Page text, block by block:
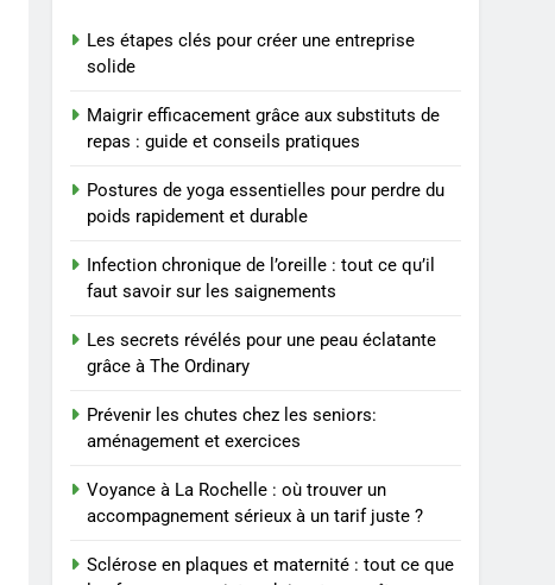
7
accompagnement sérieux
à un tarif juste ?
BIEN ÊTRE
Sclérose en plaques et
maternité : tout ce que les
femmes enceintes doivent
connaître
SANTÉ
Les étapes clés pour créer
une entreprise solide
2
grâce aux substituts de
repas : guide et conseils
Les étapes clés pour créer une entreprise
solide
Maigrir efficacement grâce aux substituts de
repas : guide et conseils pratiques
Postures de yoga essentielles pour perdre du
poids rapidement et durable
Infection chronique de l’oreille : tout ce qu’il
faut savoir sur les saignements
Les secrets révélés pour une peau éclatante
grâce à The Ordinary
Prévenir les chutes chez les seniors:
aménagement et exercices
Voyance à La Rochelle : où trouver un
accompagnement sérieux à un tarif juste ?
Sclérose en plaques et maternité : tout ce que